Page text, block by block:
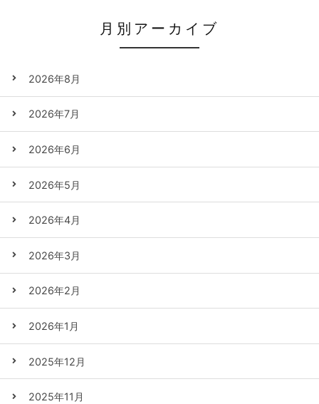
月別アーカイブ
2026年8月
2026年7月
2026年6月
2026年5月
2026年4月
2026年3月
2026年2月
2026年1月
2025年12月
2025年11月